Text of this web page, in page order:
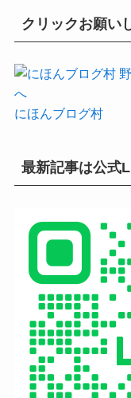
クリックお願い
にほんブログ村
最新記事は公式